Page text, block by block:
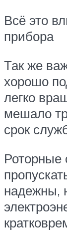
Всё это
прибора
Так же
хорошо
легко
мешало
срок
Роторные
надежны,